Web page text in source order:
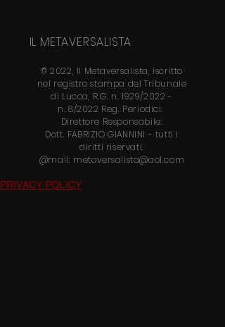
IL METAVERSALISTA
© 2022, Il Metaversalista, iscritto
nel registro stampa del Tribunale
di Lucca, R.G. n. 1929/2022 -
n. 8/2022 Reg. Periodici.
Direttore Responsabile:
Dott. FABRIZIO GIANNINI - tutti i
diritti riservati.
@mail: metaversalista@aol.com
PRIVACY POLICY